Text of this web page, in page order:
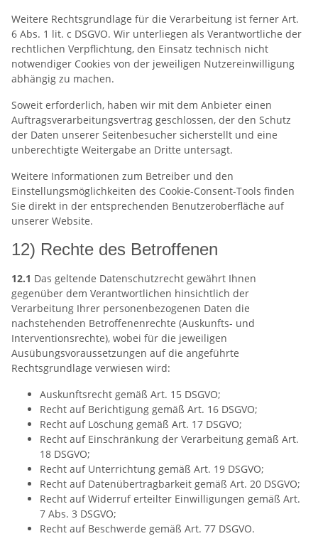
Weitere Rechtsgrundlage für die Verarbeitung ist ferner Art.
6 Abs. 1 lit. c DSGVO. Wir unterliegen als Verantwortliche der
rechtlichen Verpflichtung, den Einsatz technisch nicht
notwendiger Cookies von der jeweiligen Nutzereinwilligung
abhängig zu machen.
Soweit erforderlich, haben wir mit dem Anbieter einen
Auftragsverarbeitungsvertrag geschlossen, der den Schutz
der Daten unserer Seitenbesucher sicherstellt und eine
unberechtigte Weitergabe an Dritte untersagt.
Weitere Informationen zum Betreiber und den
Einstellungsmöglichkeiten des Cookie-Consent-Tools finden
Sie direkt in der entsprechenden Benutzeroberfläche auf
unserer Website.
12) Rechte des Betroffenen
12.1 Das geltende Datenschutzrecht gewährt Ihnen
gegenüber dem Verantwortlichen hinsichtlich der
Verarbeitung Ihrer personenbezogenen Daten die
nachstehenden Betroffenenrechte (Auskunfts- und
Interventionsrechte), wobei für die jeweiligen
Ausübungsvoraussetzungen auf die angeführte
Rechtsgrundlage verwiesen wird:
Auskunftsrecht gemäß Art. 15 DSGVO;
Recht auf Berichtigung gemäß Art. 16 DSGVO;
Recht auf Löschung gemäß Art. 17 DSGVO;
Recht auf Einschränkung der Verarbeitung gemäß Art.
18 DSGVO;
Recht auf Unterrichtung gemäß Art. 19 DSGVO;
Recht auf Datenübertragbarkeit gemäß Art. 20 DSGVO;
Recht auf Widerruf erteilter Einwilligungen gemäß Art.
7 Abs. 3 DSGVO;
Recht auf Beschwerde gemäß Art. 77 DSGVO.